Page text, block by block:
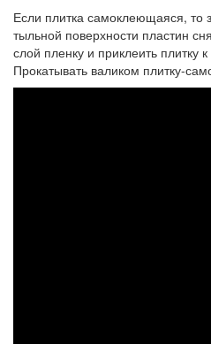
Если плитка самоклеющаяся, то
тыльной поверхности пластин
слой пленку и приклеить плитку
Прокатывать валиком плитку-